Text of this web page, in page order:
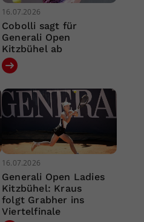
16.07.2026
Cobolli sagt für
Generali Open
Kitzbühel ab
16.07.2026
Generali Open Ladies
Kitzbühel: Kraus
folgt Grabher ins
Viertelfinale